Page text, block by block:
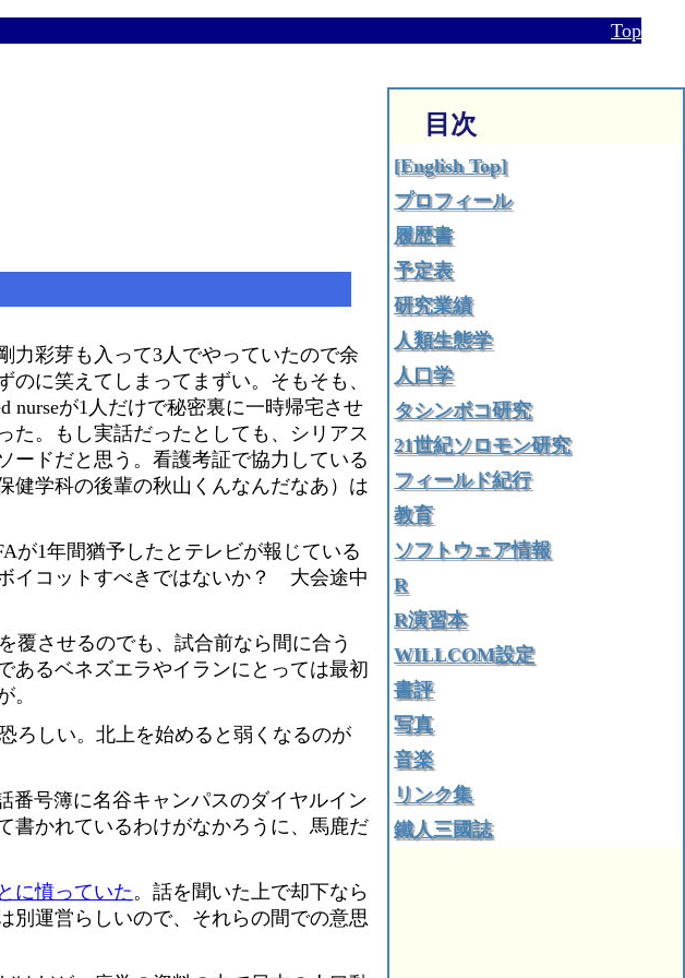
Top
目次
[English Top]
プロフィール
履歴書
予定表
研究業績
人類生態学
人口学
タシンボコ研究
21世紀ソロモン研究
フィールド紀行
教育
ソフトウェア情報
R
R演習本
WILLCOM設定
書評
写真
音楽
リンク集
鐵人三國誌
力彩芽も入って3人でやっていたので余
に笑えてしまってまずい。そもそも、
nurseが1人だけで秘密裏に一時帰宅させ
た。もし実話だったとしても、シリアス
ードだと思う。看護考証で協力している
健学科の後輩の秋山くんなんだなあ）は
が1年間猶予したとテレビが報じている
イコットすべきではないか？ 大会途中
覆させるのでも、試合前なら間に合う
あるベネズエラやイランにとっては最初
。
ろしい。北上を始めると弱くなるのが
番号簿に名谷キャンパスのダイヤルイン
かれているわけがなかろうに、馬鹿だ
に憤っていた。話を聞いた上で却下なら
別運営らしいので、それらの間での意思